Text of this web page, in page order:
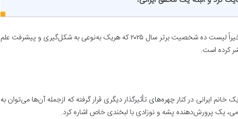
مجله نیچر اخیراً لیست ده شخصیت برتر سال ۲۰۲۵ که هریک به‌نوعی به شکل‌گیری و پیشرفت علم
کرده است.
ایرانی در کنار چهره‌های تأثیرگذار دیگری قرار گرفته که ازجمله آن‌ها می‌توان به
یک پرورش‌دهنده پشه و نوزادی با لبخندی خاص اشاره کرد.